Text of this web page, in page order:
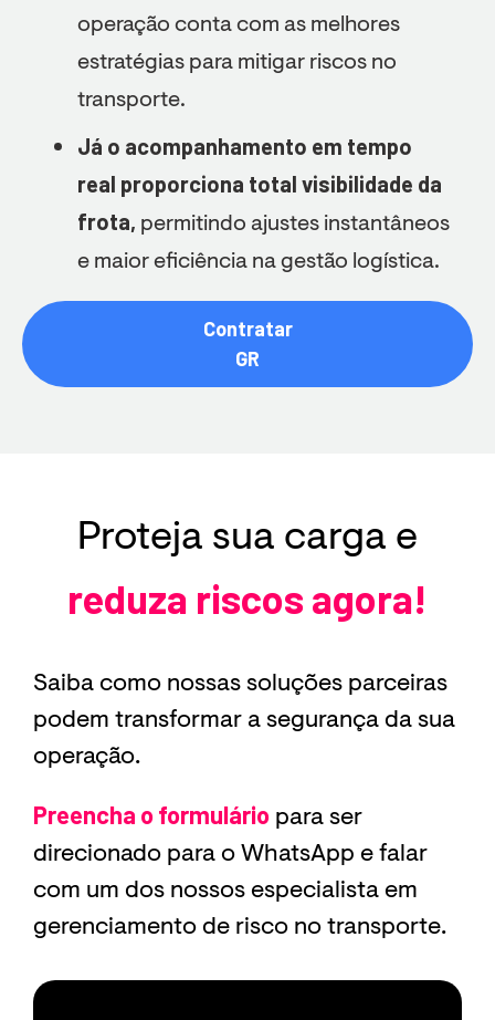
operação conta com as melhores
estratégias para mitigar riscos no
transporte.
Já o acompanhamento em tempo
real proporciona total visibilidade da
frota, permitindo ajustes instantâneos
e maior eficiência na gestão logística.
Contratar
GR
Proteja sua carga e
reduza riscos agora!
Saiba como nossas soluções parceiras
podem transformar a segurança da sua
operação.
Preencha o formulário para ser
direcionado para o WhatsApp e falar
com um dos nossos especialista em
gerenciamento de risco no transporte.